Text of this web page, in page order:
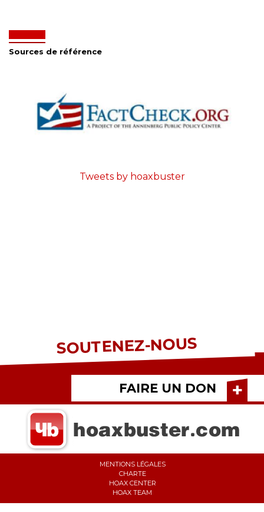
Sources de référence
Tweets by hoaxbuster
SOUTENEZ-NOUS
FAIRE UN DON
MENTIONS LÉGALES
CHARTE
HOAX CENTER
HOAX TEAM